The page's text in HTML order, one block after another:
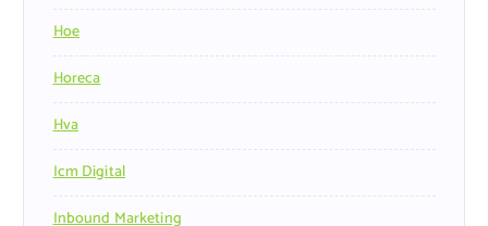
Hoe
Horeca
Hva
Icm Digital
Inbound Marketing